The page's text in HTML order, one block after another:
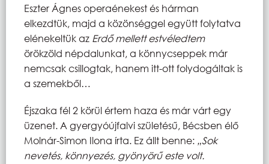
Eszter Ágnes operaénekest és hárman
elkezdtük, majd a közönséggel együtt folytatva
elénekeltük az Erdő mellett estvéledtem
örökzöld népdalunkat, a könnycseppek már
nemcsak csillogtak, hanem itt-ott folydogáltak is
a szemekből…
Éjszaka fél 2 körül értem haza és már várt egy
üzenet. A gyergyóújfalvi születésű, Bécsben élő
Molnár-Simon Ilona írta. Ez állt benne: „Sok
nevetés, könnyezés, gyönyörű este volt.